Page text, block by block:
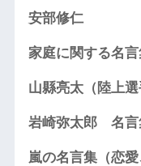
安部修仁
家庭に関する名
山縣亮太（陸上
岩崎弥太郎 名言
嵐の名言集（恋